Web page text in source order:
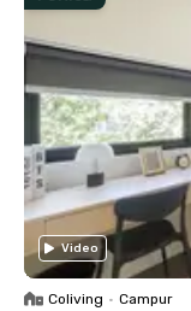
Video
Coliving • Campur